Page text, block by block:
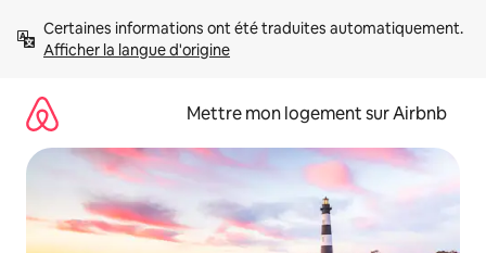
directement
Afficher la langue d'origine
Mettre mon logement sur Airbnb